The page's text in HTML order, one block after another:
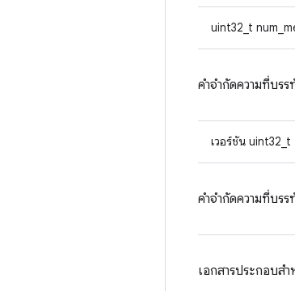
uint32_t
คําจํากัดความที่บรร
เวอร์ชัน uint32_t
คําจํากัดความที่บรร
เอกสารประกอบส